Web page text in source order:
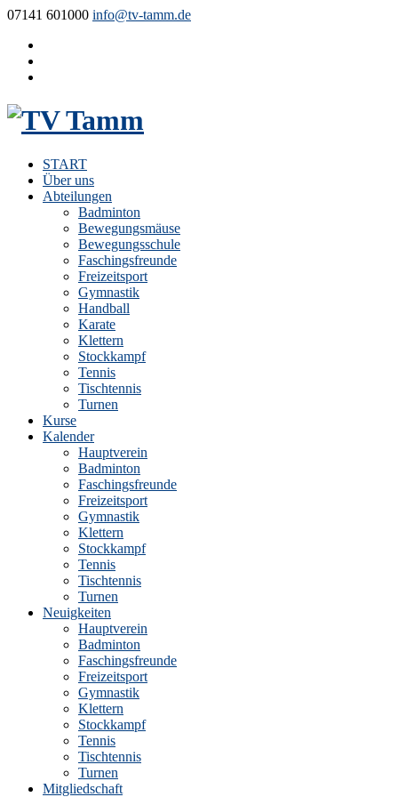
07141 601000 info@tv-tamm.de
START
Über uns
Abteilungen
Badminton
Bewegungsmäuse
Bewegungsschule
Faschingsfreunde
Freizeitsport
Gymnastik
Handball
Karate
Klettern
Stockkampf
Tennis
Tischtennis
Turnen
Kurse
Kalender
Hauptverein
Badminton
Faschingsfreunde
Freizeitsport
Gymnastik
Klettern
Stockkampf
Tennis
Tischtennis
Turnen
Neuigkeiten
Hauptverein
Badminton
Faschingsfreunde
Freizeitsport
Gymnastik
Klettern
Stockkampf
Tennis
Tischtennis
Turnen
Mitgliedschaft